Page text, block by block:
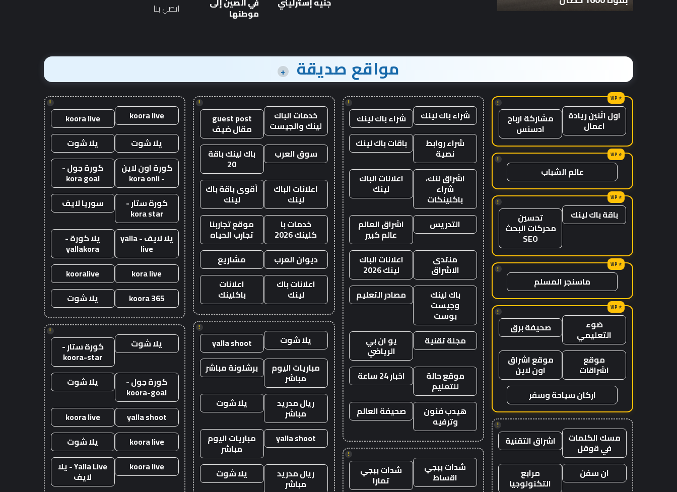
1600 موطنها
اتصل بنا
مواقع صديقة +
!
اول اثنين ريادة
اعمال مشاركة ارباح
ادسنس
!
عالم الشباب
!
باقة باك لينك تحسين
محركات البحث
SEO
!
ماسنجر المسلم
!
ضوء
التعليمي صحيفة برق
موقع
اشراقات
موقع اشراق
اون لاين
اركان سياحة وسفر
!
مسك الكلمات
في قوقل اشراق التقنية
ان سفن مرابع
التكنولوجيا
!
شراء باك لينك
شراء باك لينك
شراء روابط
نصية
باقات باك لينك
اشراق لنك،
شراء
باكلينكات
اعلانات الباك
لينك
التدريس اشراق العالم
عالم كبير
منتدى
الاشراق
اعلانات الباك
لينك 2026
باك لينك
وجيست
بوست
مصادر التعليم
مجلة تقنية يو ان بي
الرياضي
موقع حالة
للتعليم
اخبار 24 ساعة
هيدب فنون
وترفيه
صحيفة العالم
!
شدات ببجي
اقساط شدات ببجي
تمارا
!
خدمات الباك
لينك والجيست guest post
مقال ضيف
سوق العرب
باك لينك باقة
20
اعلانات الباك
لينك
أقوى باقة باك
لينك
خدمات با
كلينك 2026
موقع تجاربنا
تجارب الحياه
ديوان العرب
مشاريع
اعلانات باك
لينك
اعلانات
باكلينك
!
يلا شوت
yalla shoot
مباريات اليوم
مباشر
برشلونة مباشر
ريال مدريد
مباشر
يلا شوت
yalla shoot مباريات اليوم
مباشر
ريال مدريد
مباشر
يلا شوت
!
koora live
koora live
يلا شوت
يلا شوت
كورة اون لاين
- kora onli
كورة جول -
kora goal
كورة ستار -
kora star
سوريا لايف
يلا لايف - yalla
live
يلا كورة -
yallakora
kora live
kooralive
koora 365
يلا شوت
!
يلا شوت كورة ستار -
koora-star
كورة جول -
koora-goal
يلا شوت
yalla shoot
koora live
koora live
يلا شوت
koora live
Yalla Live - يلا
لايف